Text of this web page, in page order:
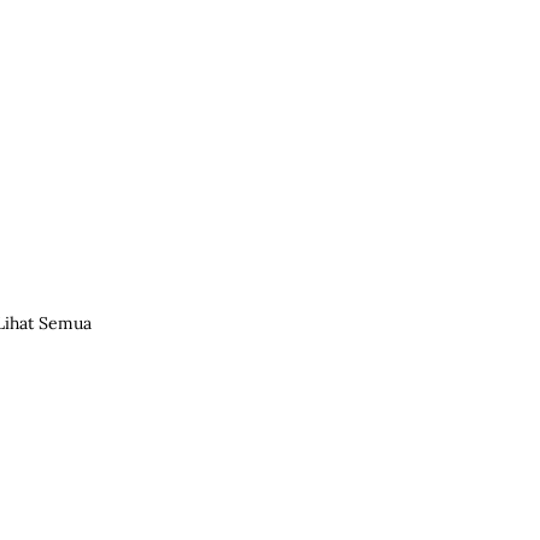
Semua